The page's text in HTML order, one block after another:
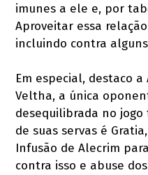
imunes a ele e, por
Aproveitar essa
incluindo contra
Em especial, destaco
Veltha, a única
desequilibrada no
de suas servas é
Infusão de Alecrim
contra isso e abuse